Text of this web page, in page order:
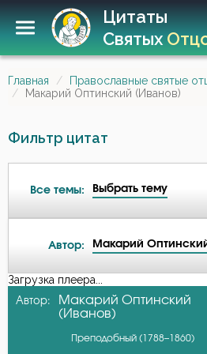
Цитаты
Святых
Главная
Православные святые
Макарий Оптинский (Иванов)
Фильтр цитат
Все темы: Выбрать тему
Беседа
Бесы
Благодарность
Автор: Макарий
А-я
Авва Дорофей
Загрузка плеера...
Автор:
Макарий Оптинский
(Иванов)
Преподобный (1788–1860)